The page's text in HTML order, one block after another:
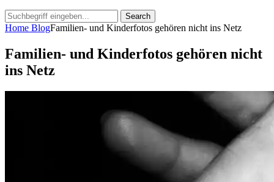
Search
for:
Search
Home BlogFamilien- und Kinderfotos gehören nicht ins Netz
Familien- und Kinderfotos gehören nicht
ins Netz